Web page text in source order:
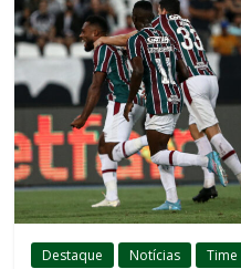
Destaque Notícias